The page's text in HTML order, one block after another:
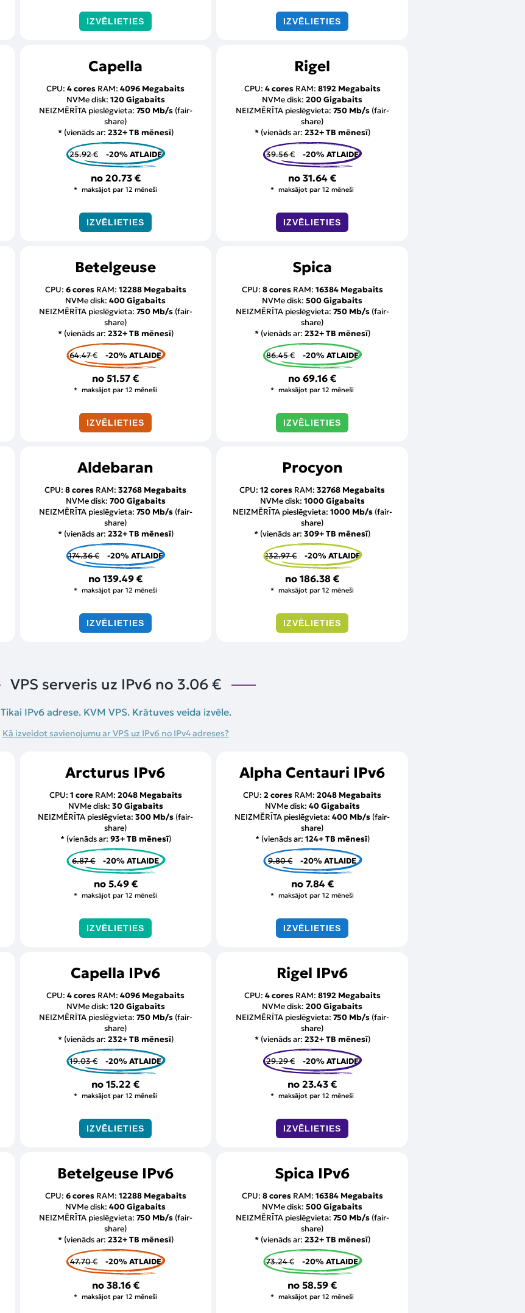
IZVĒLIETIES IZVĒLIETIES
Capella
CPU:4 cores RAM:4096 Megabaits
NVMe disk: 120 Gigabaits
NEIZMĒRĪTA pieslēgvieta: 750 Mb/s(fair-
share)
* (vienāds ar: 232+ TB mēnesī)
25.92 € -20% ATLAIDE
no 20.73 €
maksājot par 12 mēneši
IZVĒLIETIES
Rigel
CPU: 4 coresRAM: 8192 Megabaits
NVMe disk:200 Gigabaits
NEIZMĒRĪTA pieslēgvieta: 750 Mb/s(fair-
share)
* (vienāds ar: 232+ TB mēnesī)
39.56 € -20% ATLAIDE
no31.64 €
maksājot par 12 mēneši
IZVĒLIETIES
Betelgeuse
CPU: 6 coresRAM: 12288 Megabaits
NVMe disk:400 Gigabaits
NEIZMĒRĪTA pieslēgvieta: 750 Mb/s(fair-
share)
* (vienāds ar: 232+ TB mēnesī)
64.47 € -20% ATLAIDE
no51.57 €
maksājot par 12 mēneši
IZVĒLIETIES
Spica
CPU: 8 coresRAM: 16384 Megabaits
NVMe disk:500 Gigabaits
NEIZMĒRĪTA pieslēgvieta: 750 Mb/s(fair-
share)
* (vienāds ar: 232+ TB mēnesī)
86.45 € -20% ATLAIDE
no69.16 €
maksājot par 12 mēneši
IZVĒLIETIES
Aldebaran
CPU:8 cores RAM:32768 Megabaits
NVMe disk: 700 Gigabaits
NEIZMĒRĪTA pieslēgvieta: 750 Mb/s(fair-
share)
* (vienāds ar: 232+ TB mēnesī)
174.36 € -20% ATLAIDE
no139.49 €
maksājot par 12 mēneši
IZVĒLIETIES
Procyon
CPU:12 cores RAM:32768 Megabaits
NVMe disk: 1000 Gigabaits
NEIZMĒRĪTA pieslēgvieta: 1000 Mb/s(fair-
share)
* (vienāds ar:309+ TB mēnesī)
232.97 € -20% ATLAIDE
no186.38 €
maksājot par 12 mēneši
IZVĒLIETIES
VPS serveris uz IPv6 no 3.06 €
Tikai IPv6 adrese. KVM VPS. Krātuves veida izvēle.
Kā izveidot savienojumu ar VPS uz IPv6 no IPv4 adreses?
Arcturus IPv6
CPU: 1 coreRAM: 2048 Megabaits
NVMe disk: 30 Gigabaits
NEIZMĒRĪTA pieslēgvieta:300 Mb/s (fair-
share)
* (vienāds ar: 93+ TB mēnesī)
6.87 € -20% ATLAIDE
no 5.49 €
maksājot par 12 mēneši
IZVĒLIETIES
Alpha Centauri IPv6
CPU:2 cores RAM:2048 Megabaits
NVMe disk: 40 Gigabaits
NEIZMĒRĪTA pieslēgvieta:400 Mb/s (fair-
share)
* (vienāds ar: 124+ TB mēnesī)
9.80 € -20% ATLAIDE
no 7.84 €
maksājot par 12 mēneši
IZVĒLIETIES
Capella IPv6
CPU:4 cores RAM:4096 Megabaits
NVMe disk: 120 Gigabaits
NEIZMĒRĪTA pieslēgvieta: 750 Mb/s(fair-
share)
* (vienāds ar: 232+ TB mēnesī)
19.03 € -20% ATLAIDE
no15.22 €
maksājot par 12 mēneši
IZVĒLIETIES
Rigel IPv6
CPU: 4 coresRAM: 8192 Megabaits
NVMe disk:200 Gigabaits
NEIZMĒRĪTA pieslēgvieta: 750 Mb/s(fair-
share)
* (vienāds ar: 232+ TB mēnesī)
29.29 € -20% ATLAIDE
no23.43 €
maksājot par 12 mēneši
IZVĒLIETIES
Betelgeuse IPv6
CPU: 6 coresRAM: 12288 Megabaits
NVMe disk:400 Gigabaits
NEIZMĒRĪTA pieslēgvieta: 750 Mb/s(fair-
share)
* (vienāds ar: 232+ TB mēnesī)
47.70 € -20% ATLAIDE
no 38.16 €
maksājot par 12 mēneši
Spica IPv6
CPU: 8 coresRAM: 16384 Megabaits
NVMe disk:500 Gigabaits
NEIZMĒRĪTA pieslēgvieta: 750 Mb/s(fair-
share)
* (vienāds ar: 232+ TB mēnesī)
73.24 € -20% ATLAIDE
no58.59 €
maksājot par 12 mēneši